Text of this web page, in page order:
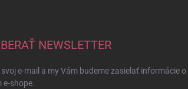
NEWSLETTER
e-mail a my Vám budeme zasielať informácie
e-shope.